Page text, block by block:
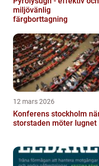
miljövänlig
färgborttagning
12 mars 2026
Konferens stockholm när
storstaden möter lugnet